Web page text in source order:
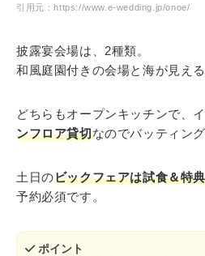
引用元：https://www.e-wedding.jp/onoe/
披露宴会場は、2種類。
和風庭園付きの会場と海が見え
どちらもオープンキッチンで、
ンフロア貸切なのでバッティン
土日のビックフェアは試食＆特
予約必須です。
ポイント